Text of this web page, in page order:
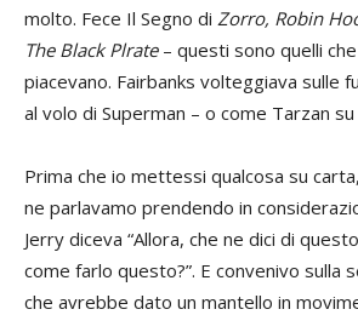
molto. Fece Il Segno di Zorro, Robin
The Black Plrate– questi sono quelli
piacevano. Fairbanks volteggiava sulle
al volo di Superman – o come Tarzan su
Prima che io mettessi qualcosa su
ne parlavamo prendendo in
Jerry diceva “Allora, che ne dici di
come farlo questo?”. E convenivo sulla
che avrebbe dato un mantello in